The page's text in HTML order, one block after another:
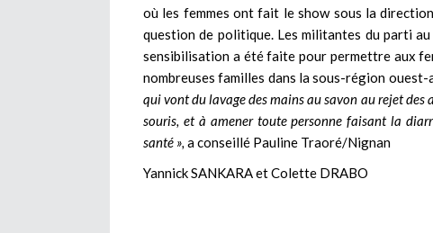
où les femmes ont fait le show sous la
question de politique. Les militantes du parti
sensibilisation a été faite pour permettre aux
nombreuses familles dans la sous-région
qui vont du lavage des mains au savon au rejet
souris, et à amener toute personne faisant la
santé », a conseillé Pauline Traoré/Nignan
Yannick SANKARA et Colette DRABO